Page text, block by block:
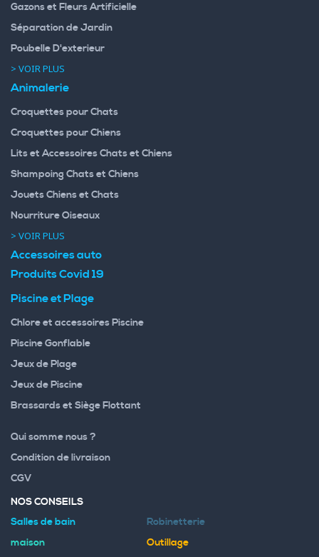
Gazons et Fleurs Artificielle
Séparation de Jardin
Poubelle D'exterieur
> VOIR PLUS
Animalerie
Croquettes pour Chats
Croquettes pour Chiens
Lits et Accessoires Chats et Chiens
Shampoing Chats et Chiens
Jouets Chiens et Chats
Nourriture Oiseaux
> VOIR PLUS
Accessoires auto
Produits Covid 19
Piscine et Plage
Chlore et accessoires Piscine
Piscine Gonflable
Jeux de Plage
Jeux de Piscine
Brassards et Siège Flottant
Qui somme nous ?
Condition de livraison
CGV
NOS CONSEILS
Salles de bain
Robinetterie
maison
Outillage